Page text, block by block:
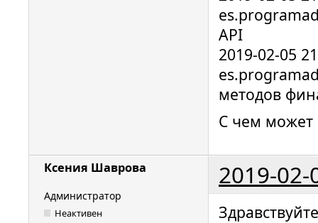
API
2019-02-05
методов
С чем может
Ксения Шаврова 2019-02-
Администратор
Неактивен